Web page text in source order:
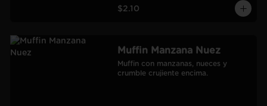
$2.10
Muffin Manzana Nuez
Muffin con manzanas, nueces y
crumble crujiente encima.